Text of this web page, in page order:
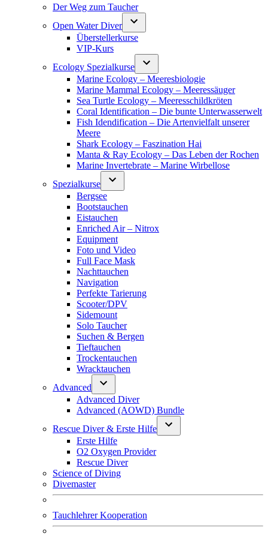
Der Weg zum Taucher
Open Water Diver
Überstellerkurse
VIP-Kurs
Ecology Spezialkurse
Marine Ecology – Meeresbiologie
Marine Mammal Ecology – Meeressäuger
Sea Turtle Ecology – Meeresschildkröten
Coral Identification – Die bunte Unterwasserwelt
Fish Idendification – Die Artenvielfalt unserer
Meere
Shark Ecology – Faszination Hai
Manta & Ray Ecology – Das Leben der Rochen
Marine Invertebrate – Marine Wirbellose
Spezialkurse
Bergsee
Bootstauchen
Eistauchen
Enriched Air – Nitrox
Equipment
Foto und Video
Full Face Mask
Nachttauchen
Navigation
Perfekte Tarierung
Scooter/DPV
Sidemount
Solo Taucher
Suchen & Bergen
Tieftauchen
Trockentauchen
Wracktauchen
Advanced
Advanced Diver
Advanced (AOWD) Bundle
Rescue Diver & Erste Hilfe
Erste Hilfe
O2 Oxygen Provider
Rescue Diver
Science of Diving
Divemaster
Tauchlehrer Kooperation